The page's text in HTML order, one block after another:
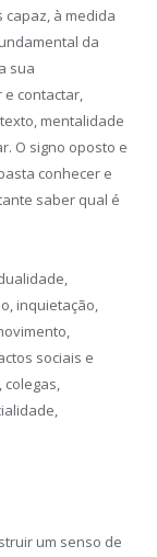
capaz, à medida
da
sua
contactar,
mentalidade
O signo oposto e
conhecer e
saber qual é
inquietação,
sociais e
colegas,
um senso de